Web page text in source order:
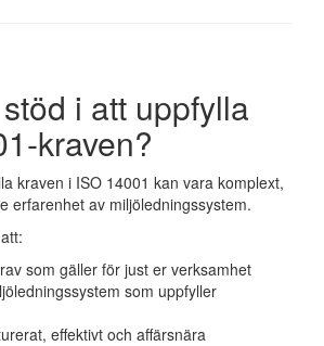
i att uppfylla
kraven?
kraven i ISO 14001 kan vara komplext,
erfarenhet av miljöledningssystem.
som gäller för just er verksamhet
som uppfyller
effektivt och affärsnära